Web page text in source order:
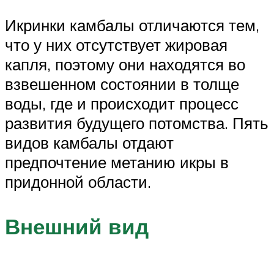
Икринки камбалы отличаются тем,
что у них отсутствует жировая
капля, поэтому они находятся во
взвешенном состоянии в толще
воды, где и происходит процесс
развития будущего потомства. Пять
видов камбалы отдают
предпочтение метанию икры в
придонной области.
Внешний вид